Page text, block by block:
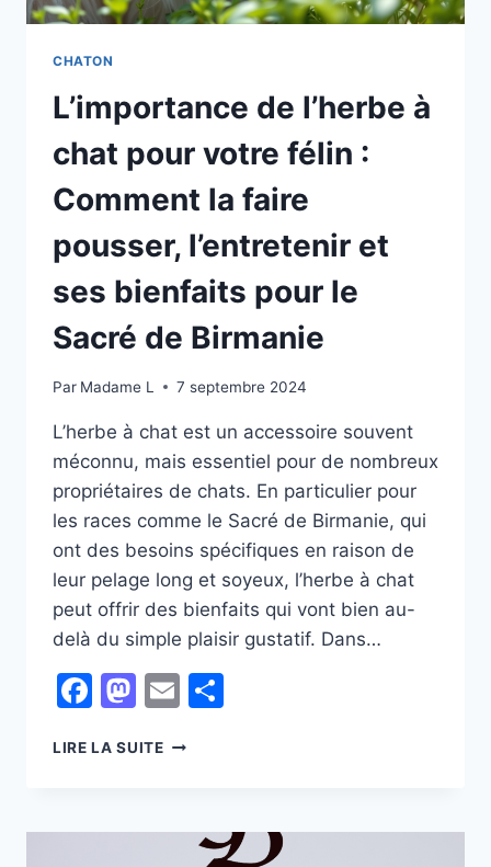
:
PLAISIR
VOTRE
CHATON
L’importance de l’herbe à
chat pour votre félin :
Comment la faire
pousser, l’entretenir et
ses bienfaits pour le
Sacré de Birmanie
Par Madame L 7 septembre 2024
L’herbe à chat est un accessoire souvent
méconnu, mais essentiel pour de nombreux
propriétaires de chats. En particulier pour
les races comme le Sacré de Birmanie, qui
ont des besoins spécifiques en raison de
leur pelage long et soyeux, l’herbe à chat
peut offrir des bienfaits qui vont bien au-
delà du simple plaisir gustatif. Dans…
Facebook
Mastodon
Email
LIRE LA SUITEL’IMPORTANCE
CHAT